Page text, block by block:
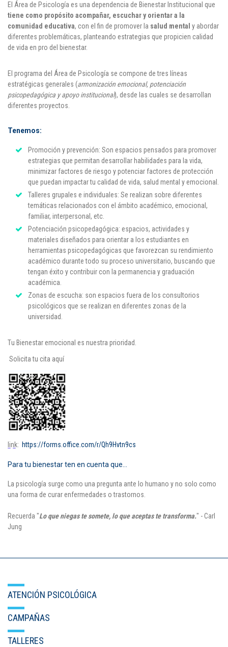
El Área de Psicología es una dependencia de Bienestar Institucional que
tiene como propósito acompañar, escuchar y orientar a la
comunidad educativa, con el fin de promover la salud mental y abordar
diferentes problemáticas, planteando estrategias que propicien calidad
de vida en pro del bienestar.
El programa del Área de Psicología se compone de tres líneas
estratégicas generales (armonización emocional, potenciación
psicopedagógica y apoyo institucional), desde las cuales se desarrollan
diferentes proyectos.
Tenemos:
Promoción y prevención: Son espacios pensados para promover
estrategias que permitan desarrollar habilidades para la vida,
minimizar factores de riesgo y potenciar factores de protección
que puedan impactar tu calidad de vida, salud mental y emocional.
Talleres grupales e individuales: Se realizan sobre diferentes
temáticas relacionados con el ámbito académico, emocional,
familiar, interpersonal, etc.
Potenciación psicopedagógica: espacios, actividades y
materiales diseñados para orientar a los estudiantes en
herramientas psicopedagógicas que favorezcan su rendimiento
académico durante todo su proceso universitario, buscando que
tengan éxito y contribuir con la permanencia y graduación
académica.
Zonas de escucha: son espacios fuera de los consultorios
psicológicos que se realizan en diferentes zonas de la
universidad.
Tu Bienestar emocional es nuestra prioridad.
Solicita tu cita aquí
link: https://forms.office.com/r/Qh9Hvtn9cs
Para tu bienestar ten en cuenta que...
La psicología surge como una pregunta ante lo humano y no solo como
una forma de curar enfermedades o trastornos.
Recuerda "Lo que niegas te somete, lo que aceptas te transforma." - Carl
Jung
ATENCIÓN PSICOLÓGICA
CAMPAÑAS
TALLERES
Pagos
Puntos de pago
Contáctanos
Línea de Atención al Cliente
Campus Estadio: CR 70 # 52-49
(+57) (4) 4 600 700
Medellín - Colombia - Suramérica
Inscripciones permanentes
Denuncia de Corrupción y Sobornos